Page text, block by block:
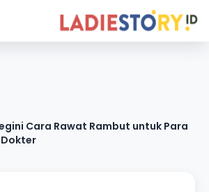
Cara Rawat Rambut untuk Para